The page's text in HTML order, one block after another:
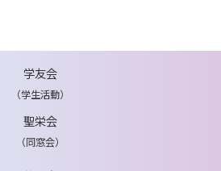
学友会
（学生活動）
聖栄会
（同窓会）